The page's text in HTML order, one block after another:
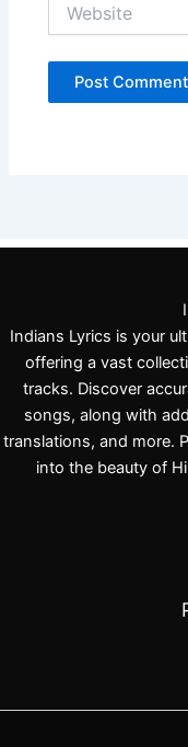
Indians Lyrics is your
offering a vast
tracks. Discover
songs, along with
translations, and more.
into the beauty of